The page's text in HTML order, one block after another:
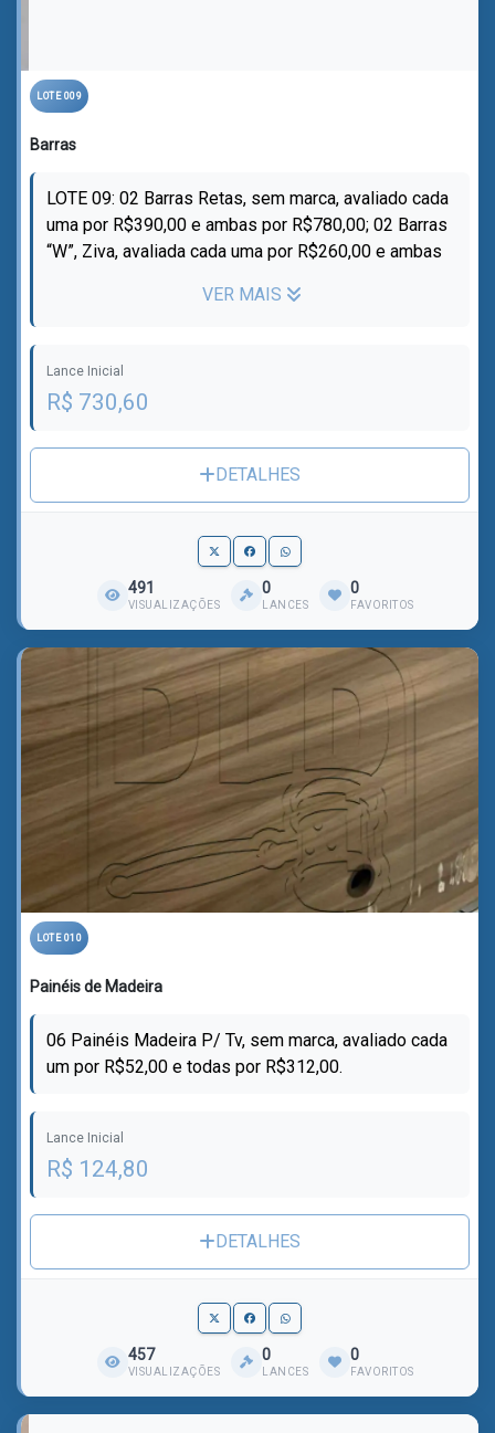
LOTE 009
Barras
LOTE 09: 02 Barras Retas, sem marca, avaliado cada
uma por R$390,00 e ambas por R$780,00; 02 Barras
“W”, Ziva, avaliada cada uma por R$260,00 e ambas
VER MAIS
Lance Inicial
R$ 730,60
DETALHES
491
VISUALIZAÇÕES
0
LANCES
0
FAVORITOS
LOTE 010
Painéis de Madeira
06 Painéis Madeira P/ Tv, sem marca, avaliado cada
um por R$52,00 e todas por R$312,00.
Lance Inicial
R$ 124,80
DETALHES
457
VISUALIZAÇÕES
0
LANCES
0
FAVORITOS